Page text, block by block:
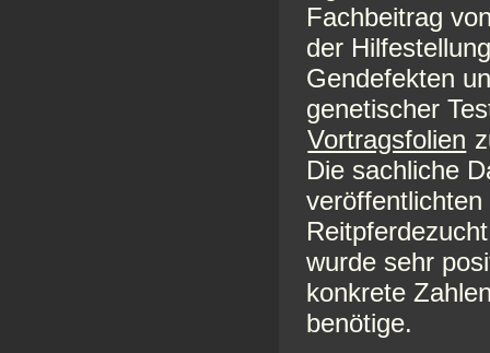
Fachbeitrag
der
Gendefekten
genetischer
Vortragsfolien
Die sachliche
wurde sehr
konkrete
benötige.